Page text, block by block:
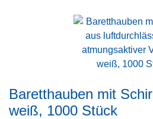
weiß
Baretthauben mit
weiß, 1000 Stück